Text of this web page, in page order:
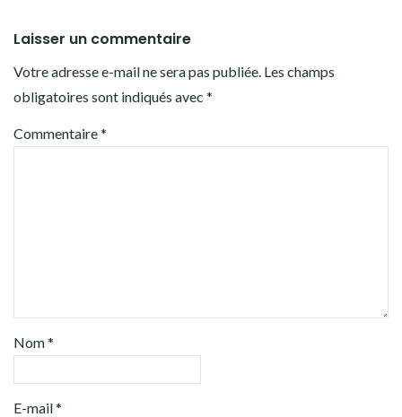
Laisser un commentaire
Votre adresse e-mail ne sera pas publiée. Les champs
obligatoires sont indiqués avec *
Commentaire*
Nom*
E-mail*